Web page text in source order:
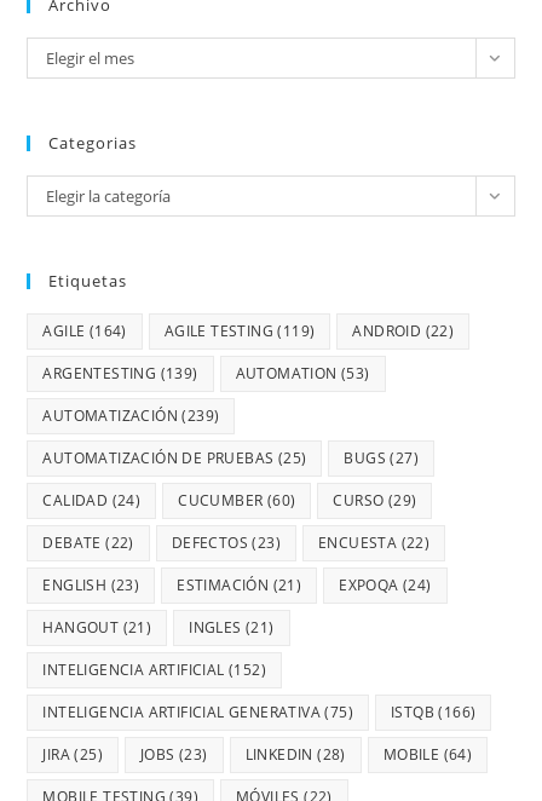
Archivo
Elegir el mes
Categorias
Elegir la categoría
Etiquetas
AGILE (164) AGILE TESTING (119) ANDROID (22)
ARGENTESTING (139) AUTOMATION (53)
AUTOMATIZACIÓN (239)
AUTOMATIZACIÓN DE PRUEBAS (25) BUGS (27)
CALIDAD (24) CUCUMBER (60) CURSO (29)
DEBATE (22) DEFECTOS (23) ENCUESTA (22)
ENGLISH (23) ESTIMACIÓN (21) EXPOQA (24)
HANGOUT (21) INGLES (21)
INTELIGENCIA ARTIFICIAL (152)
INTELIGENCIA ARTIFICIAL GENERATIVA(75) ISTQB (166)
JIRA(25) JOBS (23) LINKEDIN (28) MOBILE (64)